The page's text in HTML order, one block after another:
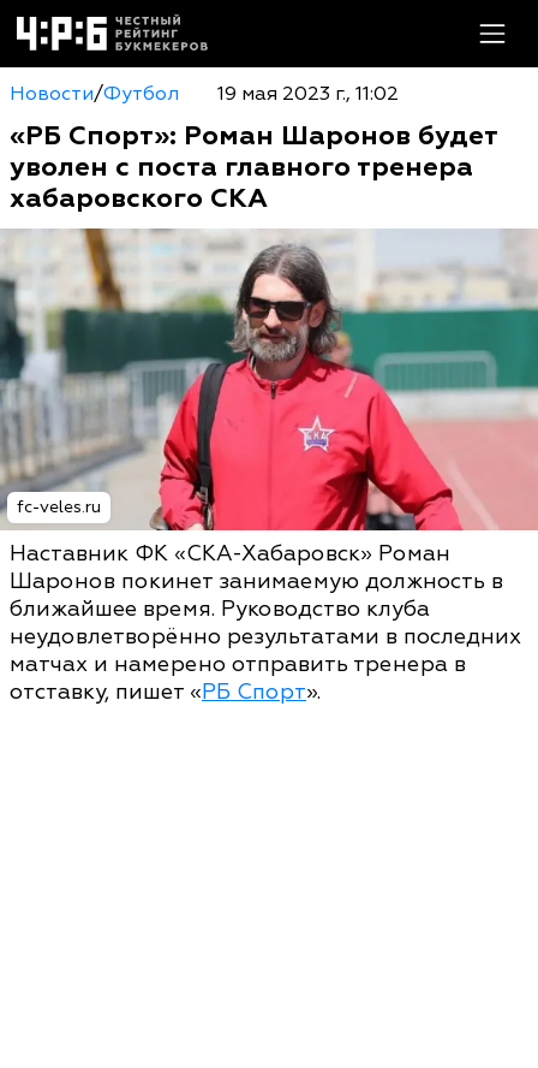
Новости/Футбол 19 мая 2023 г., 11:02
«РБ Спорт»: Роман Шаронов будет
уволен с поста главного тренера
хабаровского СКА
fc-veles.ru
Наставник ФК «СКА-Хабаровск» Роман
Шаронов покинет занимаемую должность в
ближайшее время. Руководство клуба
неудовлетворённо результатами в последних
матчах и намерено отправить тренера в
отставку, пишет «РБ Спорт».